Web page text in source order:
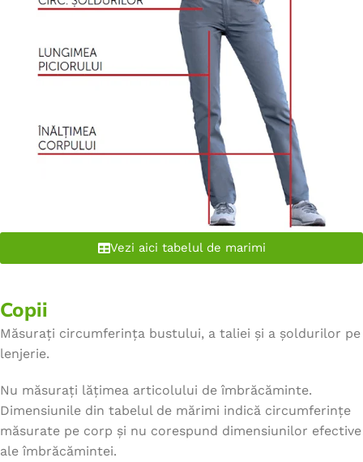
Vezi aici tabelul de marimi
Copii
Măsurați circumferința bustului, a taliei și a șoldurilor pe
lenjerie.
Nu măsurați lățimea articolului de îmbrăcăminte.
Dimensiunile din tabelul de mărimi indică circumferințe
măsurate pe corp și nu corespund dimensiunilor efective
ale îmbrăcămintei.